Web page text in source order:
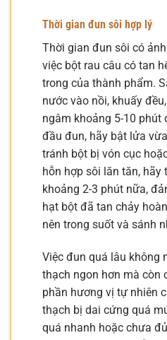
Thời gian đun sôi hợp lý
Thời gian đun sôi có
việc bột rau câu có tan
trong của thành phẩm.
nước vào nồi, khuấy
ngâm khoảng 5-10 phút
đầu đun, hãy bật lửa
tránh bột bị vón cục
hỗn hợp sôi lăn tăn, hãy
khoảng 2-3 phút nữa,
hạt bột đã tan chảy
nên trong suốt và sánh
Việc đun quá lâu không
thạch ngon hơn mà còn
phần hương vị tự nhiên
thạch bị dai cứng quá
quá nhanh hoặc chưa